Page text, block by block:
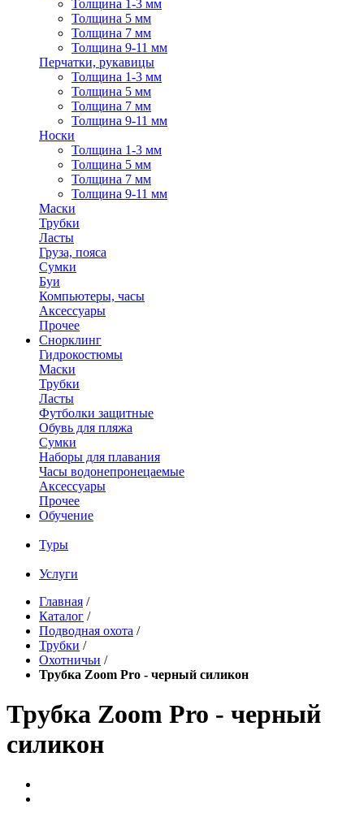
Толщина 1-3 мм
Толщина 5 мм
Толщина 7 мм
Толщина 9-11 мм
Перчатки, рукавицы
Толщина 1-3 мм
Толщина 5 мм
Толщина 7 мм
Толщина 9-11 мм
Носки
Толщина 1-3 мм
Толщина 5 мм
Толщина 7 мм
Толщина 9-11 мм
Маски
Трубки
Ласты
Груза, пояса
Сумки
Буи
Компьютеры, часы
Аксессуары
Прочее
Снорклинг
Гидрокостюмы
Маски
Трубки
Ласты
Футболки защитные
Обувь для пляжа
Сумки
Наборы для плавания
Часы водонепронецаемые
Аксессуары
Прочее
Обучение
Туры
Услуги
Главная /
Каталог /
Подводная охота /
Трубки /
Охотничьи /
Трубка Zoom Pro - черный силикон
Трубка Zoom Pro - черный
силикон